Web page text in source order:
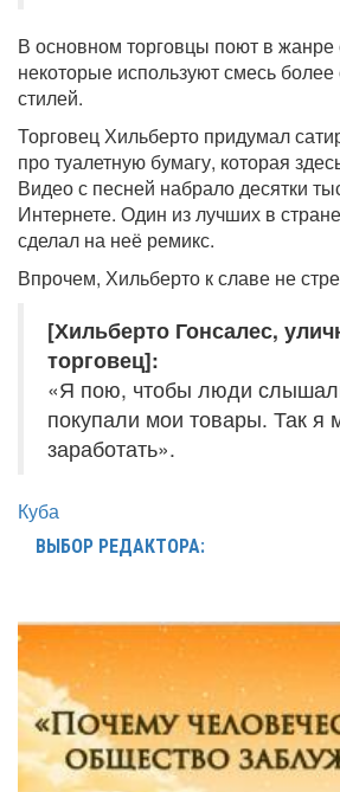
В основном торговцы поют в жанре
некоторые используют смесь
стилей.
Торговец Хильберто придумал
про туалетную бумагу, которая
Видео с песней набрало десятки
Интернете. Один из лучших в
сделал на неё ремикс.
Впрочем, Хильберто к славе не
[Хильберто Гонсалес,
торговец]:
«Я пою, чтобы люди
покупали мои товары. Так я
заработать».
Куба
ВЫБОР РЕДАКТОРА: